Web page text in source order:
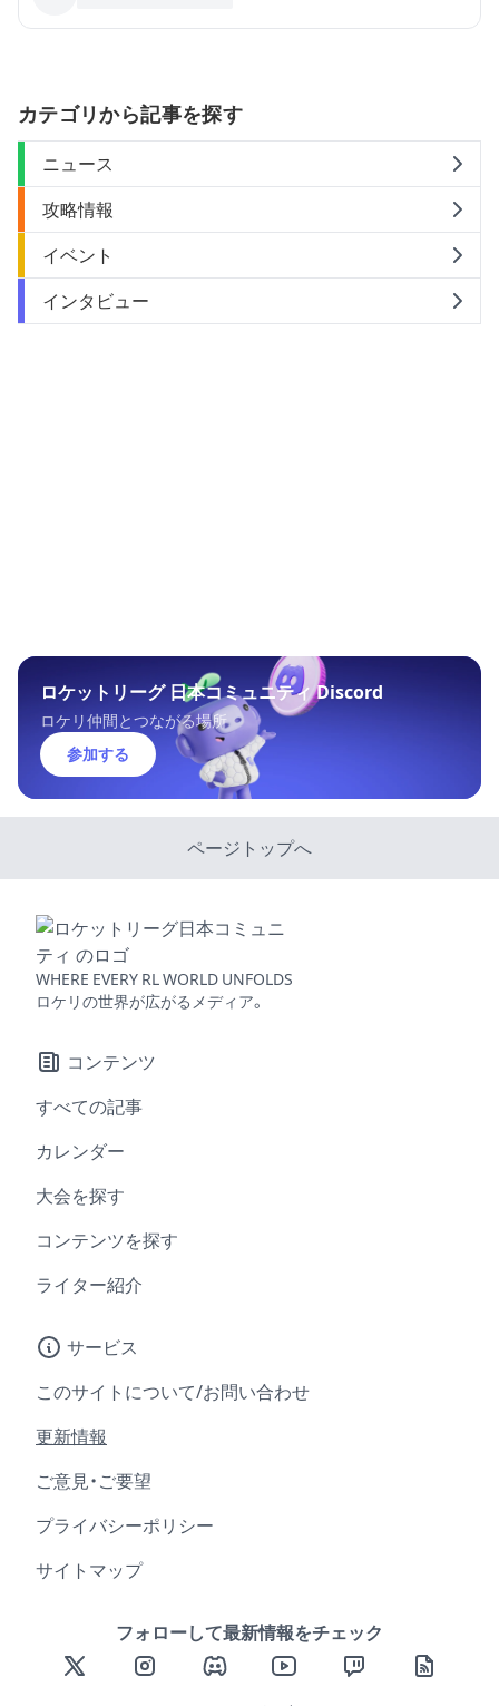
カテゴリから記事を探す
ニュース
攻略情報
イベント
インタビュー
ロケットリーグ 日本コミュニティ Discord
ロケリ仲間とつながる場所
参加する
ページトップへ
WHERE EVERY RL WORLD UNFOLDS
ロケリの世界が広がるメディア。
コンテンツ
すべての記事
カレンダー
大会を探す
コンテンツを探す
ライター紹介
サービス
このサイトについて/お問い合わせ
更新情報
ご意見・ご要望
プライバシーポリシー
サイトマップ
フォローして最新情報をチェック